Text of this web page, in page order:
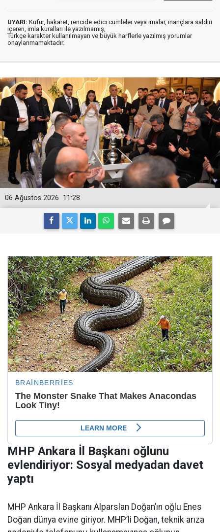
UYARI: Küfür, hakaret, rencide edici cümleler veya imalar, inançlara saldırı
içeren, imla kuralları ile yazılmamış,
Türkçe karakter kullanılmayan ve büyük harflerle yazılmış yorumlar
onaylanmamaktadır.
11:28
06 Ağustos 2026
MHP Ankara İl Başkanı oğlunu
evlendiriyor: Sosyal medyadan davet
yaptı
MHP Ankara İl Başkanı Alparslan Doğan’ın oğlu Enes
Doğan dünya evine giriyor. MHP’li Doğan, teknik arıza